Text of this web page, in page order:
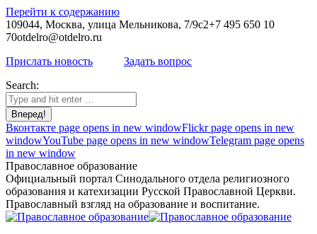
Перейти к содержанию
109044, Москва, улица Мельникова, 7/9с2+7 495 650 10
70otdelro@otdelro.ru
Прислать новость
Задать вопрос
Search:
Вконтакте page opens in new windowFlickr page opens in new
windowYouTube page opens in new windowTelegram page opens
in new window
Православное образование
Официальный портал Синодального отдела религиозного
образования и катехизации Русской Православной Церкви.
Православный взгляд на образование и воспитание.